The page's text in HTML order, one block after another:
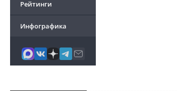
Рейтинги
Инфографика